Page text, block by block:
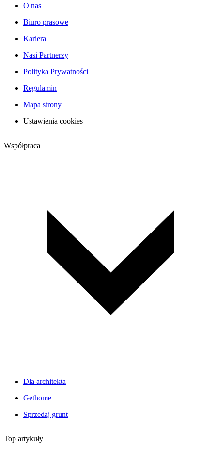
O nas
Biuro prasowe
Kariera
Nasi Partnerzy
Polityka Prywatności
Regulamin
Mapa strony
Ustawienia cookies
Współpraca
Dla architekta
Gethome
Sprzedaj grunt
Top artykuły